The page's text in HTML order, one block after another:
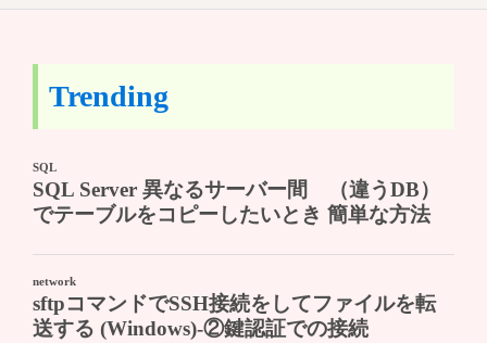
Trending